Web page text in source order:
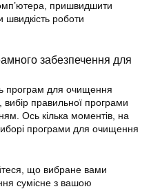
пришвидшити
швидкість роботи
забезпечення для
програм для очищення
вибір правильної програми
Ось кілька моментів, на
програми для очищення
що вибране вами
сумісне з вашою